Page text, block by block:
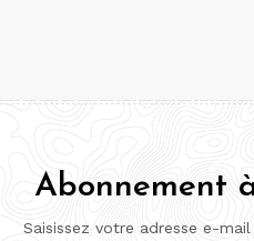
Abonnement
Saisissez votre adresse e-